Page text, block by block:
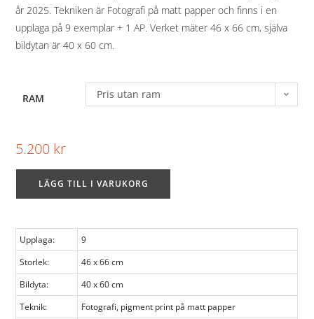
år 2025. Tekniken är Fotografi på matt papper och finns i en
upplaga på 9 exemplar + 1 AP. Verket mäter 46 x 66 cm, själva
bildytan är 40 x 60 cm.
RAM Pris utan ram
5.200 kr
LÄGG TILL I VARUKORG
Upplaga:
9
Storlek:
46 x 66 cm
Bildyta:
40 x 60 cm
Teknik:
Fotografi, pigment print på matt papper